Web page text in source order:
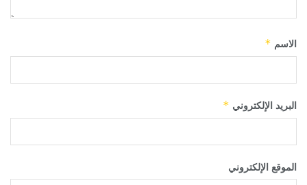
الاسم *
البريد الإلكتروني *
الموقع الإلكتروني